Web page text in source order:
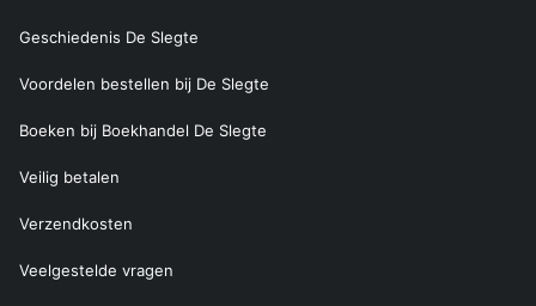
Geschiedenis De Slegte
Voordelen bestellen bij De Slegte
Boeken bij Boekhandel De Slegte
Veilig betalen
Verzendkosten
Veelgestelde vragen